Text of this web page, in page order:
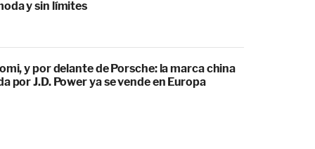
y sin límites
y por delante de Porsche: la marca china
por J.D. Power ya se vende en Europa